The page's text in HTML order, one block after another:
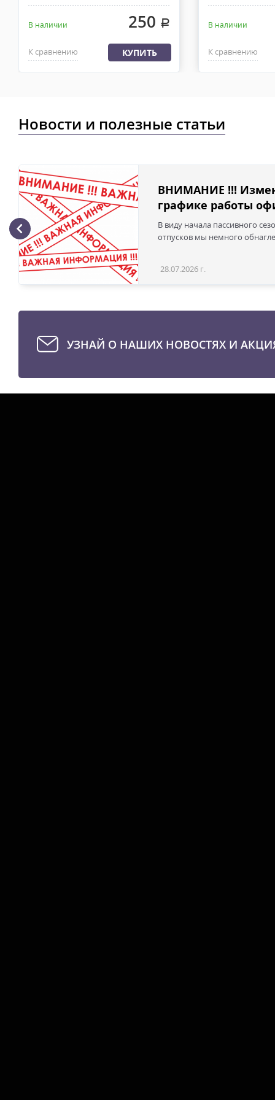
В наличии 250 .
К сравнению КУПИТЬ
В наличии
К сравнению
Новости и полезные статьи
ВНИМАНИЕ !!!
графике работы
В виду начала пассивного
отпусков мы немного
28.07.2026 г.
УЗНАЙ О НАШИХ НОВОСТЯХ И